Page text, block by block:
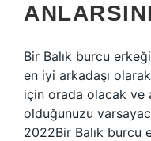
Bir Balık burcu
en iyi arkadaşı
için orada olacak ve
olduğunuzu
2022Bir Balık burcu